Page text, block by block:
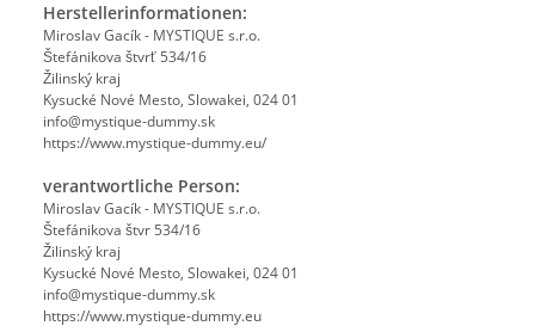
Herstellerinformationen:
Miroslav Gacík - MYSTIQUE s.r.o.
Štefánikova štvrť 534/16
Žilinský kraj
Kysucké Nové Mesto, Slowakei, 024 01
info@mystique-dummy.sk
https://www.mystique-dummy.eu/
verantwortliche Person:
Miroslav Gacík - MYSTIQUE s.r.o.
Štefánikova štvr 534/16
Žilinský kraj
Kysucké Nové Mesto, Slowakei, 024 01
info@mystique-dummy.sk
https://www.mystique-dummy.eu